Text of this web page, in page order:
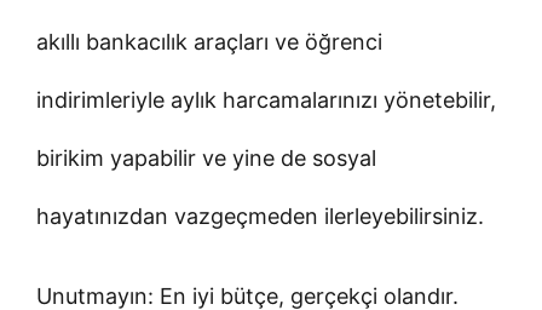
akıllı bankacılık araçları ve öğrenci
indirimleriyle aylık harcamalarınızı yönetebilir,
birikim yapabilir ve yine de sosyal
hayatınızdan vazgeçmeden ilerleyebilirsiniz.
Unutmayın: En iyi bütçe, gerçekçi olandır.